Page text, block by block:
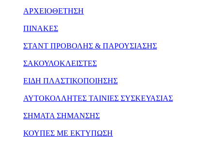
ΑΡΧΕΙΟΘΕΤΗΣΗ
ΠΙΝΑΚΕΣ
ΣΤΑΝΤ ΠΡΟΒΟΛΗΣ & ΠΑΡΟΥΣΙΑΣΗΣ
ΣΑΚΟΥΛΟΚΛΕΙΣΤΕΣ
ΕΙΔΗ ΠΛΑΣΤΙΚΟΠΟΙΗΣΗΣ
ΑΥΤΟΚΟΛΛΗΤΕΣ ΤΑΙΝΙΕΣ ΣΥΣΚΕΥΑΣΙΑΣ
ΣΗΜΑΤΑ ΣΗΜΑΝΣΗΣ
ΚΟΥΠΕΣ ΜΕ ΕΚΤΥΠΩΣΗ